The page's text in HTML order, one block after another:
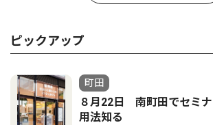
ピックアップ
町田
８月22日 南町田でセミ
用法知る